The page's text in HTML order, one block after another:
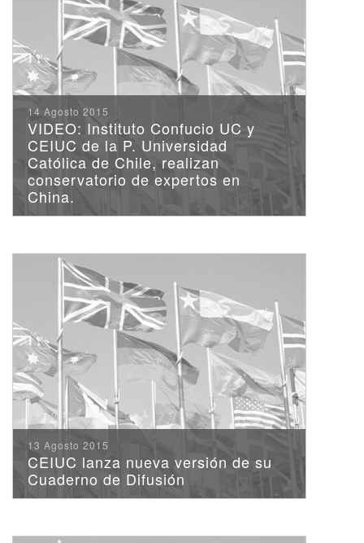
14 Agosto 2015
VIDEO: Instituto Confucio UC y
CEIUC de la P. Universidad
Católica de Chile, realizan
conservatorio de expertos en
China.
13 Agosto 2015
CEIUC lanza nueva versión de su
Cuaderno de Difusión